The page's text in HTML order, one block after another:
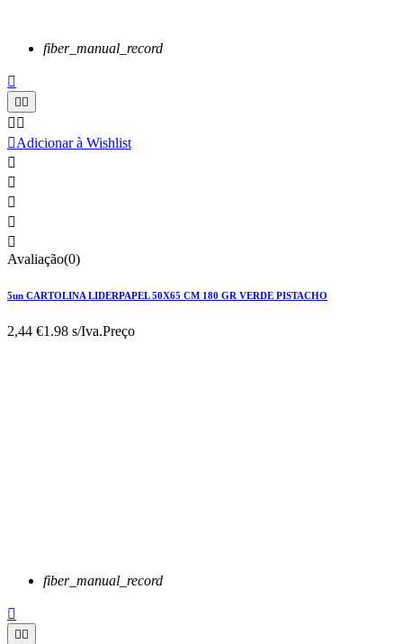
fiber_manual_record

 
 
Adicionar à Wishlist





Avaliação(0)
5un CARTOLINA LIDERPAPEL 50X65 CM 180 GR VERDE PISTACHO
2,44 €1.98 s/Iva.Preço
fiber_manual_record

 